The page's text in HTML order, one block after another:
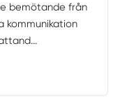
bemötande från
kommunikation